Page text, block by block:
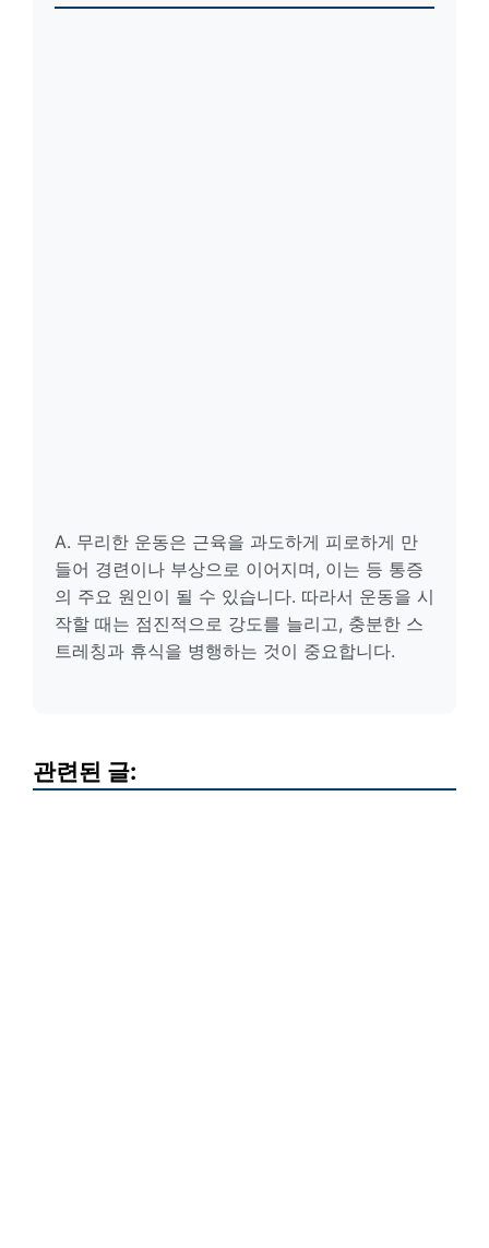
A. 무리한 운동은 근육을 과도하게 피로하게 만
들어 경련이나 부상으로 이어지며, 이는 등 통증
의 주요 원인이 될 수 있습니다. 따라서 운동을 시
작할 때는 점진적으로 강도를 늘리고, 충분한 스
트레칭과 휴식을 병행하는 것이 중요합니다.
관련된 글: